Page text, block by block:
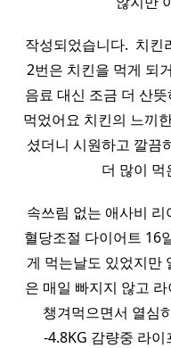
작성되었습니다. ​ 치킨
2번은 치킨을 먹게 되
음료 대신 조금 더 산
먹었어요 치킨의 느끼
셨더니 시원하고 깔끔
더 많이
속쓰림 없는 애사비 리
혈당조절 다이어트 16
게 먹는날도 있었지만
은 매일 빠지지 않고
챙겨먹으면서 열심
-4.8KG 감량중 라이